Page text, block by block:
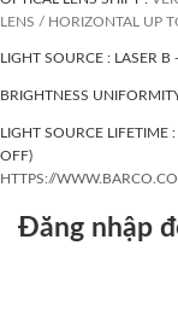
LENS / HORIZONTAL UP
LIGHT SOURCE : LASER
BRIGHTNESS
LIGHT SOURCE
OFF)
HTTPS://
Đăng nhập